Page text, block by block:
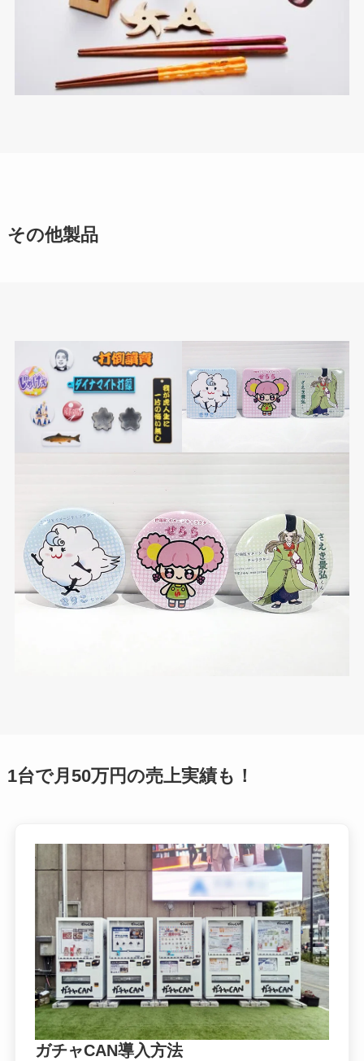
その他製品
1台で月50万円の売上実績も！
ガチャCAN導入方法